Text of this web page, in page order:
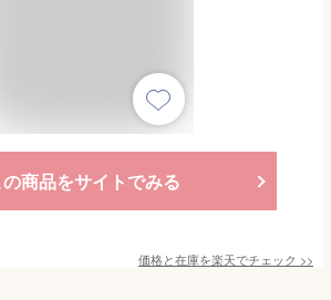
の商品をサイトでみる
価格と在庫を楽天でチェック >>